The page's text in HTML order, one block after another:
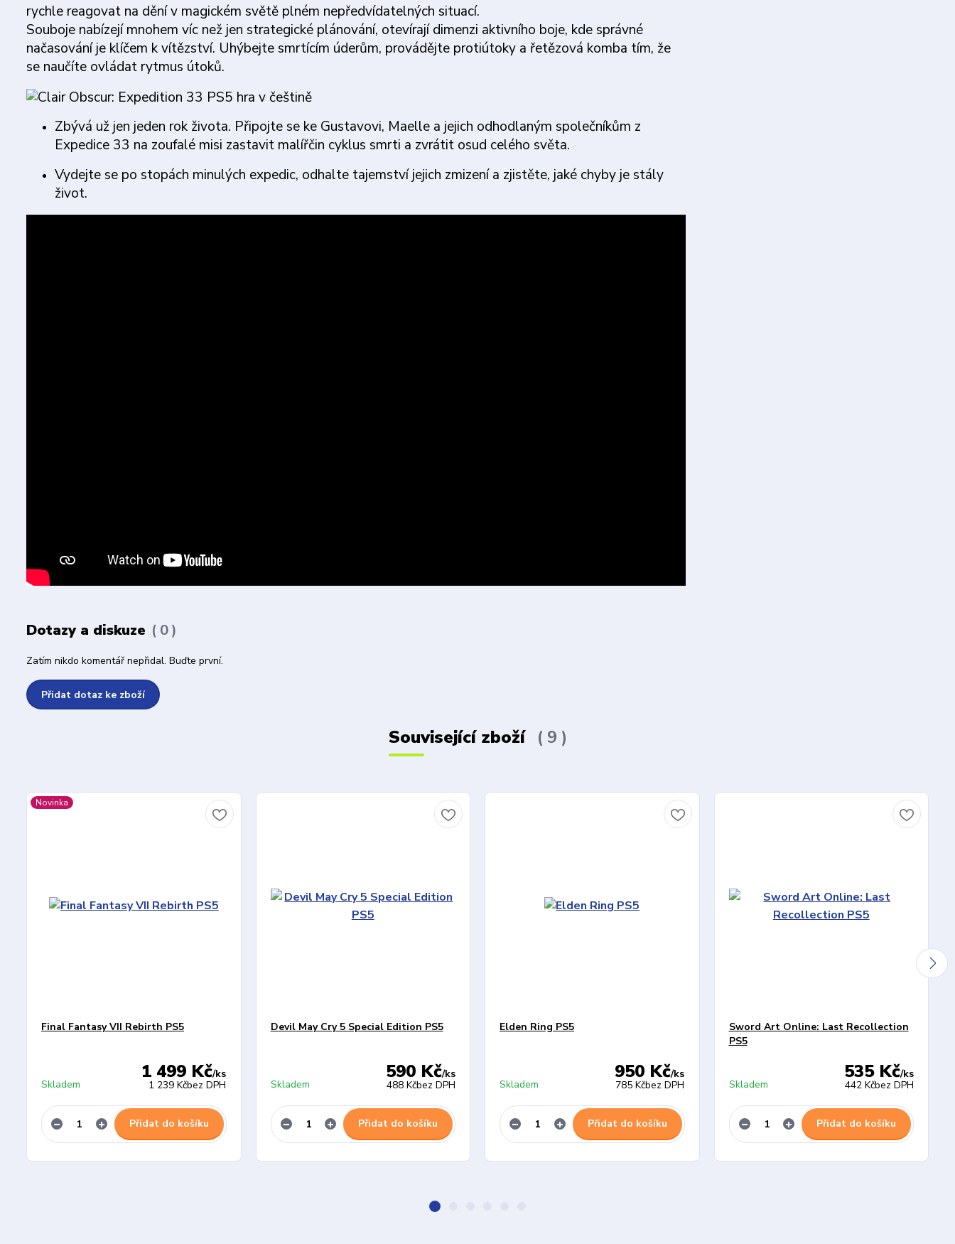
rychle reagovat na dění v magickém světě plném nepředvídatelných situací.
Souboje nabízejí mnohem víc než jen strategické plánování, otevírají dimenzi aktivního boje, kde správné
načasování je klíčem k vítězství. Uhýbejte smrtícím úderům, provádějte protiútoky a řetězová komba tím, že
se naučíte ovládat rytmus útoků.
Zbývá už jen jeden rok života. Připojte se ke Gustavovi, Maelle a jejich odhodlaným společníkům z
Expedice 33 na zoufalé misi zastavit malířčin cyklus smrti a zvrátit osud celého světa.
Vydejte se po stopách minulých expedic, odhalte tajemství jejich zmizení a zjistěte, jaké chyby je stály
život.
Dotazy a diskuze 0
Zatím nikdo komentář nepřidal. Buďte první.
Přidat dotaz ke zboží
Související zboží 9
Novinka
Final Fantasy VII Rebirth PS5
1 499 Kč/ks
1 239 Kčbez DPH
Skladem
Přidat do košíku
Devil May Cry 5 Special Edition PS5
590 Kč/ks
488 Kčbez DPH
Skladem
Přidat do košíku
Elden Ring PS5
950 Kč/ks
785 Kčbez DPH
Skladem
Přidat do košíku
Sword Art Online: Last Recollection
PS5
535 Kč/ks
442 Kčbez DPH
Skladem
Přidat do košíku